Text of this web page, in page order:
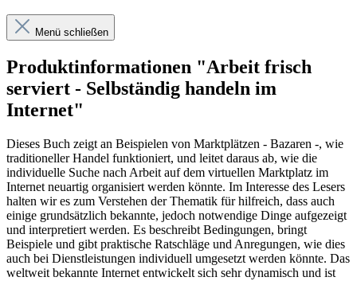
Menü schließen
Produktinformationen "Arbeit frisch
serviert - Selbständig handeln im
Internet"
Dieses Buch zeigt an Beispielen von Marktplätzen - Bazaren -, wie
traditioneller Handel funktioniert, und leitet daraus ab, wie die
individuelle Suche nach Arbeit auf dem virtuellen Marktplatz im
Internet neuartig organisiert werden könnte. Im Interesse des Lesers
halten wir es zum Verstehen der Thematik für hilfreich, dass auch
einige grundsätzlich bekannte, jedoch notwendige Dinge aufgezeigt
und interpretiert werden. Es beschreibt Bedingungen, bringt
Beispiele und gibt praktische Ratschläge und Anregungen, wie dies
auch bei Dienstleistungen individuell umgesetzt werden könnte. Das
weltweit bekannte Internet entwickelt sich sehr dynamisch und ist